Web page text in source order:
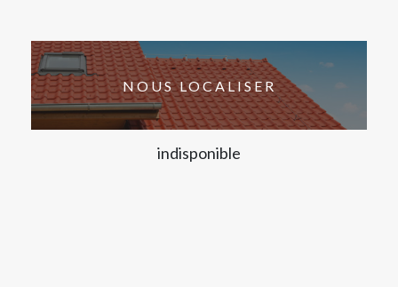
NOUS LOCALISER
indisponible